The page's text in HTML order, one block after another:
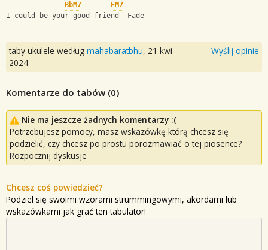
BbM7
FM7
I could be your good friend  Fade
taby ukulele według mahabaratbhu, 21 kwi
2024
Wyślij opinie
Komentarze do tabów (0)
Nie ma jeszcze żadnych komentarzy :(
Potrzebujesz pomocy, masz wskazówkę którą chcesz się
podzielić, czy chcesz po prostu porozmawiać o tej piosence?
Rozpocznij dyskusje
Chcesz coś powiedzieć?
Podziel się swoimi wzorami strummingowymi, akordami lub
wskazówkami jak grać ten tabulator!